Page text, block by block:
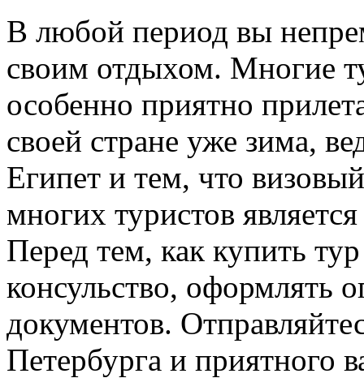
В любой период вы
своим отдыхом. Многие
особенно приятно
своей стране уже зима,
Египет и тем, что
многих туристов
Перед тем, как купить
консульство, оформлять
документов.
Петербурга и приятного